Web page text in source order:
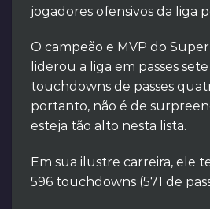
jogadores ofensivos da liga
O campeão e MVP do
liderou a liga em passes
touchdowns de passes
portanto, não é de
esteja tão alto nesta lista.
Em sua ilustre carreira, ele
596 touchdowns (571 de